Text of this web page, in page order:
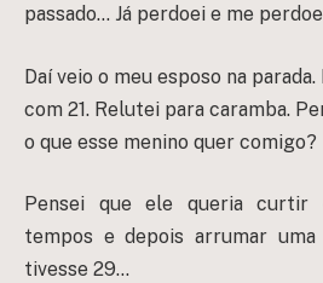
passado… Já perdoei e me
Daí veio o meu esposo na
com 21. Relutei para caramba.
o que esse menino quer comigo?
Pensei que ele queria curtir
tempos e depois arrumar
tivesse 29…